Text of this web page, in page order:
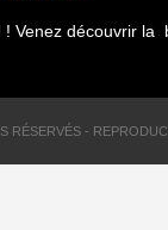
! Venez découvrir la
RÉSERVÉS -